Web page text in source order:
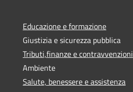
Educazione e formazione
Giustizia e sicurezza pubblica
Tributi,finanze e contravvenzioni
Ambiente
Salute, benessere e assistenza